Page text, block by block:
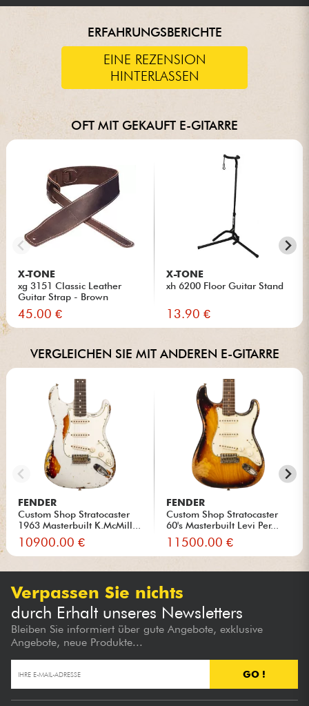
ERFAHRUNGSBERICHTE
EINE REZENSION
HINTERLASSEN
OFT MIT GEKAUFT E-GITARRE
X-TONE
xg 3151 Classic Leather
Guitar Strap - Brown
45.00 €
X-TONE
xh 6200 Floor Guitar Stand
13.90 €
VERGLEICHEN SIE MIT ANDEREN E-GITARRE
FENDER
Custom Shop Stratocaster
1963 Masterbuilt K.McMill...
10900.00 €
FENDER
Custom Shop Stratocaster
60's Masterbuilt Levi Per...
11500.00 €
Verpassen Sie nichts
durch Erhalt unseres Newsletters
Bleiben Sie informiert über gute Angebote, exklusive
Angebote, neue Produkte...
GO !